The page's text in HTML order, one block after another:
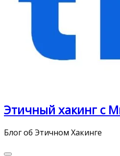
Этичный хакинг с
Блог об Этичном Хакинге